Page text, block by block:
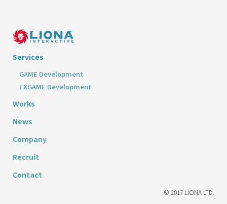
Services
GAME Development
EXGAME Development
Works
News
Company
Recruit
Contact
© 2017 LIONA LTD.